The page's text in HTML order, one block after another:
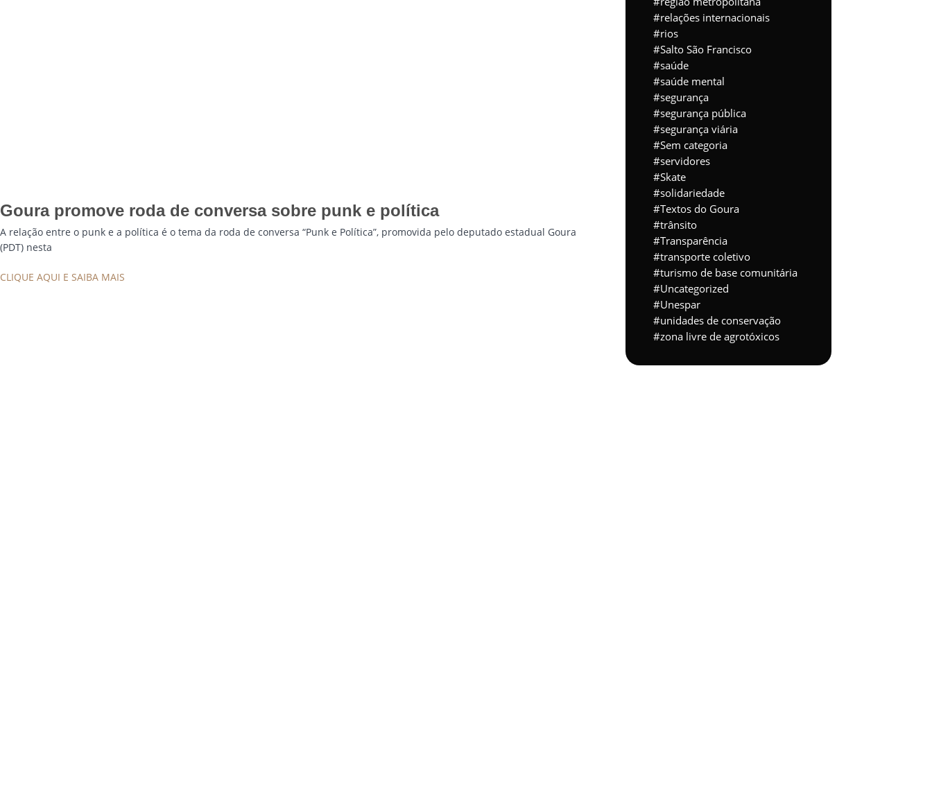
Goura promove roda de conversa sobre punk e política
A relação entre o punk e a política é o tema da roda de conversa “Punk e Política”, promovida pelo deputado estadual Goura
(PDT) nesta
CLIQUE AQUI E SAIBA MAIS
relações internacionais
rios
Salto São Francisco
saúde
saúde mental
segurança
segurança pública
segurança viária
Sem categoria
servidores
Skate
solidariedade
Textos do Goura
trânsito
Transparência
transporte coletivo
turismo de base comunitária
Uncategorized
Unespar
unidades de conservação
zona livre de agrotóxicos